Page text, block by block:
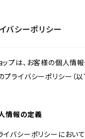
バシーポリシー
ップは、お客様の個人情
プライバシーポリシー（以
情報の定義
イバシーポリシーにおい